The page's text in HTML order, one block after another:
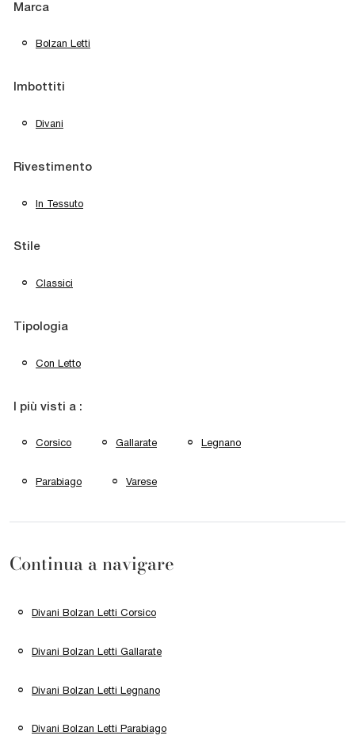
Marca
Bolzan Letti
Imbottiti
Divani
Rivestimento
In Tessuto
Stile
Classici
Tipologia
Con Letto
I più visti a :
Corsico Gallarate Legnano
Parabiago Varese
Continua a navigare
Divani Bolzan Letti Corsico
Divani Bolzan Letti Gallarate
Divani Bolzan Letti Legnano
Divani Bolzan Letti Parabiago